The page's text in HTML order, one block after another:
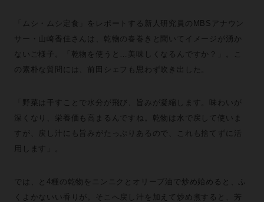
「ムシ・ムシ定食」をレポートする新人研究員のMBSアナウン
サー・山崎香佳さんは、乾物の春巻きと聞いてイメージが湧か
ないご様子。「乾物を使うと…美味しくなるんですか？」。こ
の素朴な質問には、前田シェフも思わず吹き出した。
「野菜は干すことで水分が飛び、旨みが凝縮します。味わいが
深くなり、栄養価も高まるんですね。乾物は水で戻して使いま
すが、戻し汁にも旨みがたっぷりあるので、これも捨てずに活
用します」。
では、と4種の乾物をニンニクとオリーブ油で炒め始めると、ふ
くよかないい香りが。そこへ戻し汁を加えて炒め煮すると、芳